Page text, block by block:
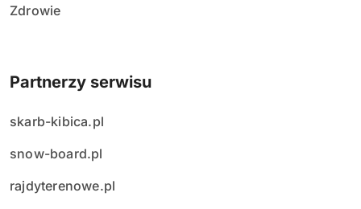
Zdrowie
Partnerzy serwisu
skarb-kibica.pl
snow-board.pl
rajdyterenowe.pl